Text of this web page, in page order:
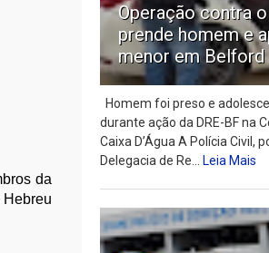
da
Operação contra
prende homem e
menor em Belford
Homem foi preso e
durante ação da DRE-BF na
Caixa D’Água A Polícia Civil,
Delegacia de Re...Leia Mais